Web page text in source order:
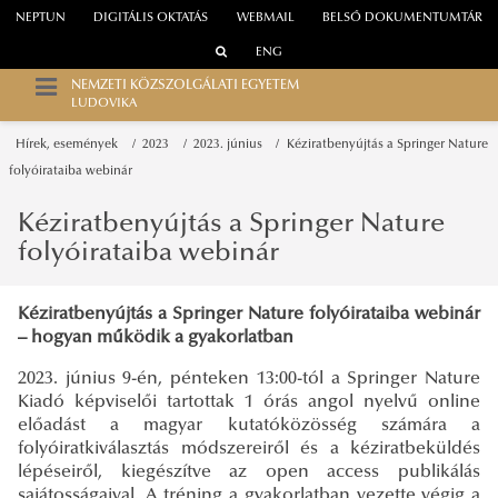
WEBMAIL
NEPTUN DIGITÁLIS OKTATÁS BELSŐ DOKUMENTUMTÁR
ENG
NEMZETI KÖZSZOLGÁLATI EGYETEM
LUDOVIKA
Hírek, események 2023 2023. június Kéziratbenyújtás a Springer Nature
folyóirataiba webinár
Kéziratbenyújtás a Springer Nature
folyóirataiba webinár
Kéziratbenyújtás a Springer Nature folyóirataiba webinár
– hogyan működik a gyakorlatban
2023. június 9-én, pénteken 13:00-tól a Springer Nature
Kiadó képviselői tartottak 1 órás angol nyelvű online
előadást a magyar kutatóközösség számára a
folyóiratkiválasztás módszereiről és a kéziratbeküldés
lépéseiről, kiegészítve az open access publikálás